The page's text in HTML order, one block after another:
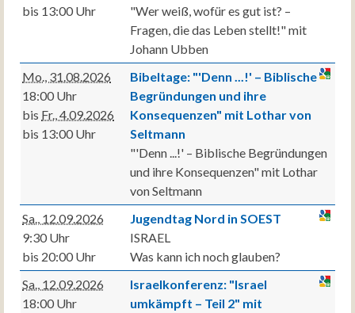
bis 13:00 Uhr
"Wer weiß, wofür es gut ist? –
Fragen, die das Leben stellt!" mit
Johann Ubben
Mo., 31.08.2026
18:00 Uhr
bis Fr., 4.09.2026
bis 13:00 Uhr
Bibeltage: "'Denn ...!' – Biblische
Begründungen und ihre
Konsequenzen" mit Lothar von
Seltmann
"'Denn ...!' – Biblische Begründungen
und ihre Konsequenzen" mit Lothar
von Seltmann
Sa., 12.09.2026
9:30 Uhr
bis 20:00 Uhr
Jugendtag Nord in SOEST
ISRAEL
Was kann ich noch glauben?
Sa., 12.09.2026
18:00 Uhr
Israelkonferenz: "Israel
umkämpft – Teil 2" mit